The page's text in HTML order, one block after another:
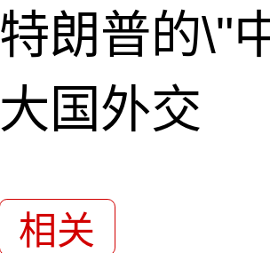
特朗普的\"
大国外交
相关